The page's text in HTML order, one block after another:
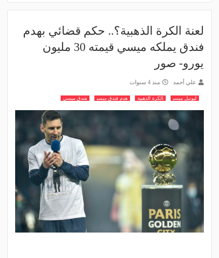
لعنة الكرة الذهبية؟.. حكم قضائي بهدم
فندق يملكه ميسي قيمته 30 مليون
يورو- صور
علي أحمد منذ 4 سنوات
ليونيل ميسي الكرة الذهبية هدم فندق ميسي فندق ميسي